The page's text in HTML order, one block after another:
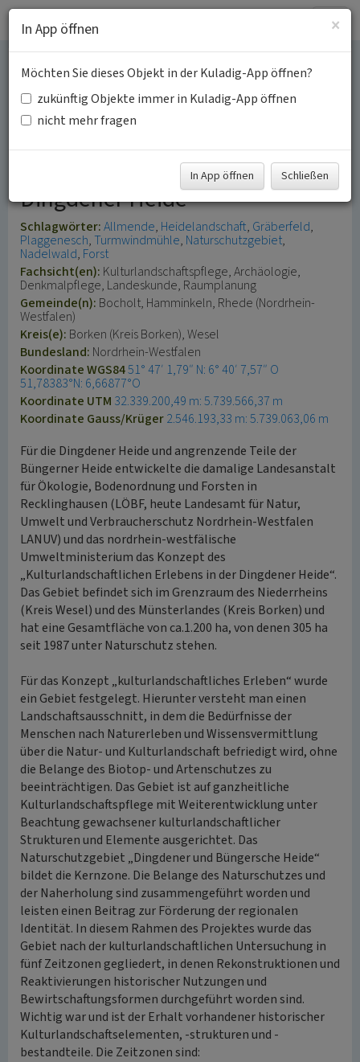
Dingdener Heide und
Büngerner Heide
Kulturlandschaftserlebnisgebiet
Dingdener Heide
Schlagwörter:Allmende Heidelandschaft Gräberfeld
Plaggenesch Turmwindmühle Naturschutzgebiet
Nadelwald Forst
Fachsicht(en): Kulturlandschaftspflege, Archäologie,
Denkmalpflege, Landeskunde, Raumplanung
Gemeinde(n): Bocholt, Hamminkeln, Rhede (Nordrhein-
Westfalen)
Kreis(e): Borken (Kreis Borken), Wesel
Bundesland: Nordrhein-Westfalen
Koordinate WGS8451° 47′ 1,79″ N: 6° 40′ 7,57″ O
51,78383°N: 6,66877°O
Koordinate UTM 32.339.200,49 m: 5.739.566,37 m
Koordinate Gauss/Krüger2.546.193,33 m: 5.739.063,06 m
Für die Dingdener Heide und angrenzende Teile der
Büngerner Heide entwickelte die damalige Landesanstalt
für Ökologie, Bodenordnung und Forsten in
Recklinghausen (LÖBF, heute Landesamt für Natur,
Umwelt und Verbraucherschutz Nordrhein-Westfalen
LANUV) und das nordrhein-westfälische
Umweltministerium das Konzept des
„Kulturlandschaftlichen Erlebens in der Dingdener Heide“.
Das Gebiet befindet sich im Grenzraum des Niederrheins
(Kreis Wesel) und des Münsterlandes (Kreis Borken) und
hat eine Gesamtfläche von ca.1.200 ha, von denen 305 ha
seit 1987 unter Naturschutz stehen.
Für das Konzept „kulturlandschaftliches Erleben“ wurde
ein Gebiet festgelegt. Hierunter versteht man einen
Landschaftsausschnitt, in dem die Bedürfnisse der
Menschen nach Naturerleben und Wissensvermittlung
über die Natur- und Kulturlandschaft befriedigt wird, ohne
die Belange des Biotop- und Artenschutzes zu
beeinträchtigen. Das Gebiet ist auf ganzheitliche
Kulturlandschaftspflege mit Weiterentwicklung unter
Beachtung gewachsener kulturlandschaftlicher
Strukturen und Elemente ausgerichtet. Das
Naturschutzgebiet „Dingdener und Büngersche Heide“
bildet die Kernzone. Die Belange des Naturschutzes und
der Naherholung sind zusammengeführt worden und
leisten einen Beitrag zur Förderung der regionalen
Identität. In diesem Rahmen des Projektes wurde das
Gebiet nach der kulturlandschaftlichen Untersuchung in
fünf Zeitzonen gegliedert, in denen Rekonstruktionen und
Reaktivierungen historischer Nutzungen und
Bewirtschaftungsformen durchgeführt worden sind.
Wichtig war und ist der Erhalt vorhandener historischer
Kulturlandschaftselementen, -strukturen und -
bestandteile. Die Zeitzonen sind:
×
In App öffnen
Möchten Sie dieses Objekt in der Kuladig-App öffnen?
zukünftig Objekte immer in Kuladig-App öffnen
nicht mehr fragen
In App öffnen Schließen